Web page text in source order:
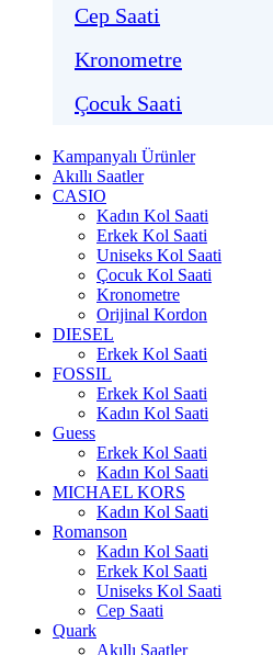
Cep Saati
Kronometre
Çocuk Saati
Kampanyalı Ürünler
Akıllı Saatler
CASIO
Kadın Kol Saati
Erkek Kol Saati
Uniseks Kol Saati
Çocuk Kol Saati
Kronometre
Orijinal Kordon
DIESEL
Erkek Kol Saati
FOSSIL
Erkek Kol Saati
Kadın Kol Saati
Guess
Erkek Kol Saati
Kadın Kol Saati
MICHAEL KORS
Kadın Kol Saati
Romanson
Kadın Kol Saati
Erkek Kol Saati
Uniseks Kol Saati
Cep Saati
Quark
Akıllı Saatler